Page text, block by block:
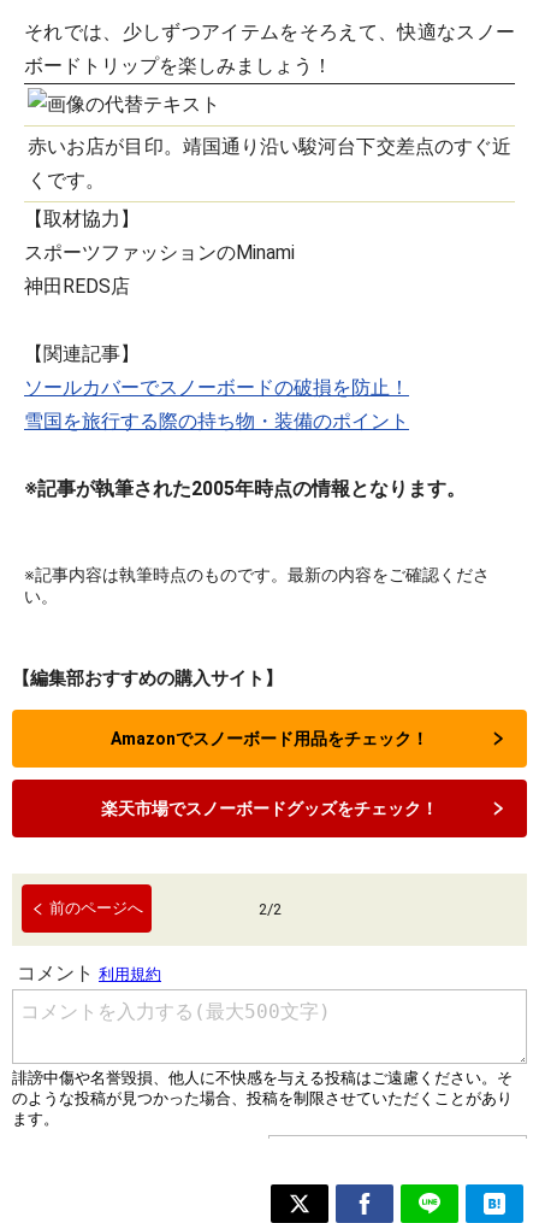
それでは、少しずつアイテムをそろえて、快適なスノー
ボードトリップを楽しみましょう！
赤いお店が目印。靖国通り沿い駿河台下交差点のすぐ近
くです。
【取材協力】
スポーツファッションのMinami
神田REDS店
【関連記事】
ソールカバーでスノーボードの破損を防止！
雪国を旅行する際の持ち物・装備のポイント
※記事が執筆された2005年時点の情報となります。
※記事内容は執筆時点のものです。最新の内容をご確認くださ
い。
【編集部おすすめの購入サイト】
Amazonでスノーボード用品をチェック！
楽天市場でスノーボードグッズをチェック！
前のページへ 2/2